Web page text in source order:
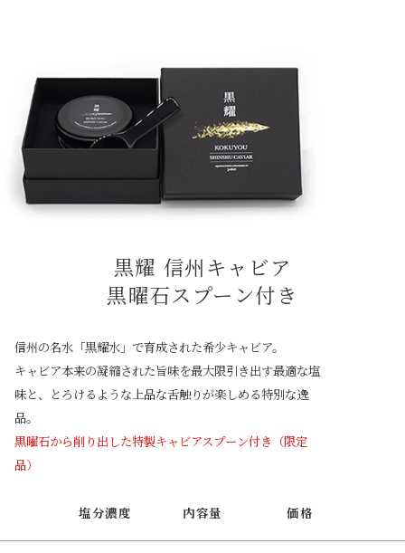
黒耀 信州キャビア
黒曜石スプーン付き
信州の名水「黒耀水」で育成された希少キャビア。
キャビア本来の凝縮された旨味を最大限引き出す最適な塩
味と、とろけるような上品な舌触りが楽しめる特別な逸
品。
黒曜石から削り出した特製キャビアスプーン付き（限定
品）
塩分濃度 内容量 価格